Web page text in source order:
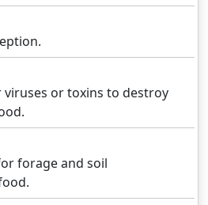
viruses or toxins to destroy
forage and soil